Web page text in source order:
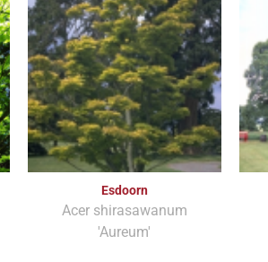
Esdoorn
Acer shirasawanum
'Aureum'